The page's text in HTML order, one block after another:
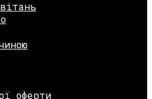
оферти